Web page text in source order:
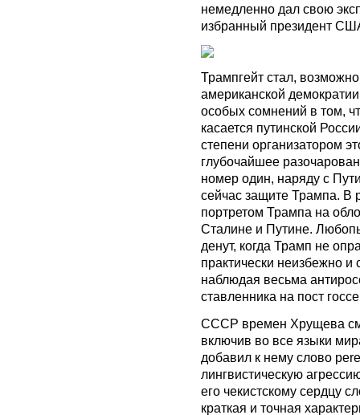
немедленно дал свою
избранный президент
Трампгейт стал,
американской
особых сомнений в том,
касается путинской
степени организатором
глубочайшее
номер один, наряду с
сейчас защите Трампа. В
портретом Трампа на
Сталине и Путине.
денут, когда Трамп не
практически неизбежно
наблюдая весьма
ставленника на пост
СССР времен Хрущева
включив во все языки
добавил к нему слово
лингвистическую
его чекистскому сердцу
краткая и точная